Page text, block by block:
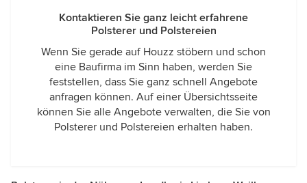
Kontaktieren Sie ganz leicht erfahrene
Polsterer und Polstereien
Wenn Sie gerade auf Houzz stöbern und schon
eine Baufirma im Sinn haben, werden Sie
feststellen, dass Sie ganz schnell Angebote
anfragen können. Auf einer Übersichtsseite
können Sie alle Angebote verwalten, die Sie von
Polsterer und Polstereien erhalten haben.